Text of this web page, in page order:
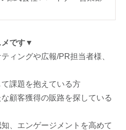
メです▼
ィングや広報/PR担当者様、
て課題を抱えている方
顧客獲得の販路を探している
、エンゲージメントを高めて